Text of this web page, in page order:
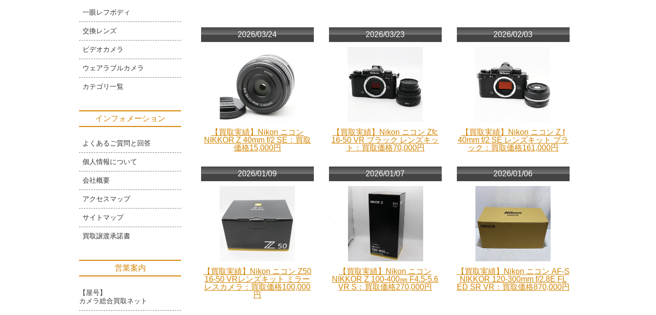
2026/03/24
【買取実績】Nikon ニコン
NIKKOR Z 40mm f/2 SE：買取
価格15,000円
2026/03/23
【買取実績】Nikon ニコン Zfc
16-50 VR ブラック レンズキッ
ト：買取価格70,000円
2026/02/03
【買取実績】Nikon ニコン Z f
40mm f/2 SE レンズキット ブラ
ック：買取価格161,000円
2026/01/09
【買取実績】Nikon ニコン Z50
16-50 VRレンズキット ミラー
レスカメラ：買取価格100,000
円
2026/01/07
【買取実績】Nikon ニコン
NIKKOR Z 100-400㎜ F4.5-5.6
VR S：買取価格270,000円
2026/01/06
【買取実績】Nikon ニコン AF-S
NIKKOR 120-300mm f/2.8E FL
ED SR VR：買取価格870,000円
一眼レフボディ
交換レンズ
ビデオカメラ
ウェアラブルカメラ
カテゴリ一覧
インフォメーション
よくあるご質問と回答
個人情報について
会社概要
アクセスマップ
サイトマップ
買取譲渡承諾書
営業案内
【屋号】
カメラ総合買取ネット